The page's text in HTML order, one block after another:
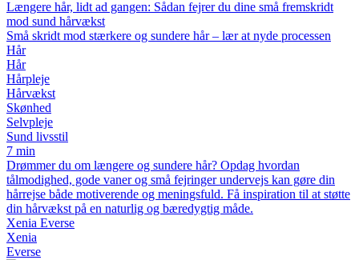
Længere hår, lidt ad gangen: Sådan fejrer du dine små fremskridt
mod sund hårvækst
Små skridt mod stærkere og sundere hår – lær at nyde processen
Hår
Hår
Hårpleje
Hårvækst
Skønhed
Selvpleje
Sund livsstil
7 min
Drømmer du om længere og sundere hår? Opdag hvordan
tålmodighed, gode vaner og små fejringer undervejs kan gøre din
hårrejse både motiverende og meningsfuld. Få inspiration til at støtte
din hårvækst på en naturlig og bæredygtig måde.
Xenia Everse
Xenia
Everse